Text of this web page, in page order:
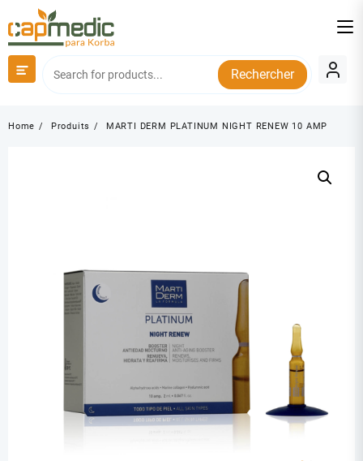
to
content
Rechercher
Home Produits MARTI DERM PLATINUM NIGHT RENEW 10 AMP